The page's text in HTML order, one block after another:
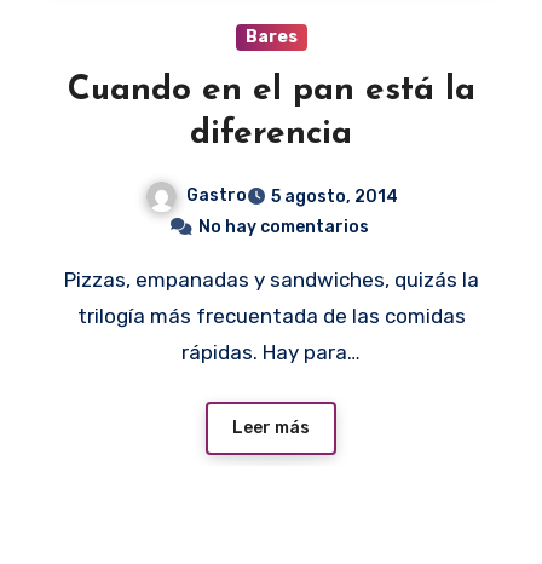
Bares
Cuando en el pan está la
diferencia
Gastro
5 agosto, 2014
No hay comentarios
Pizzas, empanadas y sandwiches, quizás la
trilogía más frecuentada de las comidas
rápidas. Hay para…
Leer más